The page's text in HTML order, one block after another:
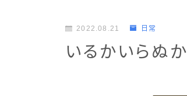
2022.08.21 日常
いるかいらぬか